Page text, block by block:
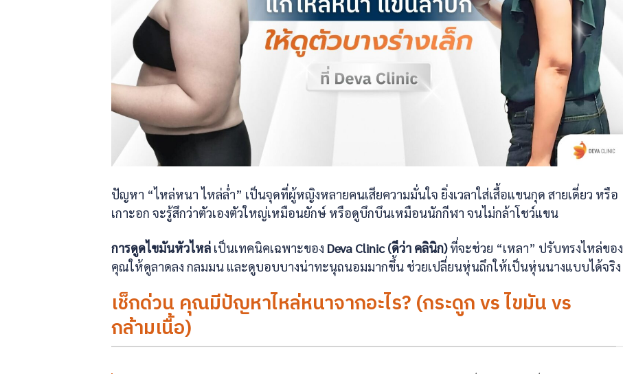
ปัญหา “ไหล่หนา ไหล่ล่ำ” เป็นจุดที่ผู้หญิงหลายคนเสียความมั่นใจ ยิ่งเวลาใส่เสื้อแขนกุด สายเดี่ยว หรือ
เกาะอก จะรู้สึกว่าตัวเองตัวใหญ่เหมือนยักษ์ หรือดูบึกบึนเหมือนนักกีฬา จนไม่กล้าโชว์แขน
การดูดไขมันหัวไหล่ เป็นเทคนิคเฉพาะของ Deva Clinic (ดีว่า คลินิก)ที่จะช่วย “เหลา” ปรับทรงไหล่ของ
คุณให้ดูลาดลง กลมมน และดูบอบบางน่าทะนุถนอมมากขึ้น ช่วยเปลี่ยนหุ่นถึกให้เป็นหุ่นนางแบบได้จริง
เช็กด่วน คุณมีปัญหาไหล่หนาจากอะไร? (กระดูก vs ไขมัน vs
กล้ามเนื้อ)